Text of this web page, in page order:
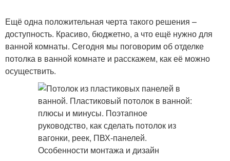
Ещё одна положительная черта такого решения –
доступность. Красиво, бюджетно, а что ещё нужно для
ванной комнаты. Сегодня мы поговорим об отделке
потолка в ванной комнате и расскажем, как её можно
осуществить.